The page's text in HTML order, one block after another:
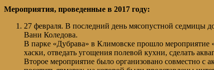
Мероприятия, проведенные в 2017 году:
27 февраля. В последний день мясопустной седмицы
Вани Коледова.
В парке «Дубрава» в Климовске прошло мероприятие
хаски, отведать угощения полевой кухни, сделать
Второе мероприятие было организовано совместно с